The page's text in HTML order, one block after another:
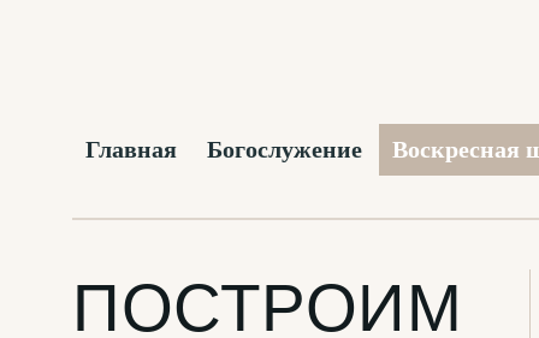
Главная Богослужение Воскресная
ПОСТРОИМ